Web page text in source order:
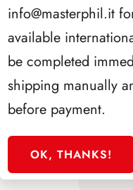
info@masterphil.it
available
be completed
shipping manually
before payment.
OK, THANKS!